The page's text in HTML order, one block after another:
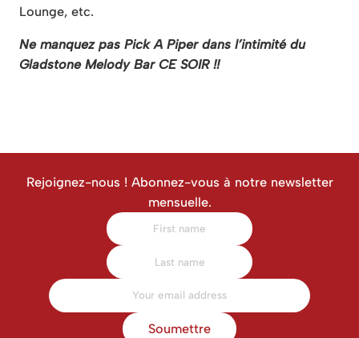
Lounge, etc.
Ne manquez pas Pick A Piper dans l’intimité du
Gladstone Melody Bar CE SOIR !!
Rejoignez-nous ! Abonnez-vous à notre newsletter
mensuelle.
Soumettre